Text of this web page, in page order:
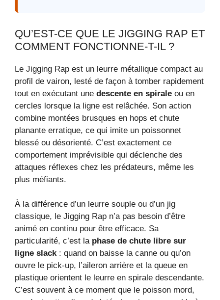
QU’EST-CE QUE LE JIGGING RAP ET
COMMENT FONCTIONNE-T-IL ?
Le Jigging Rap est un leurre métallique compact au
profil de vairon, lesté de façon à tomber rapidement
tout en exécutant une descente en spirale ou en
cercles lorsque la ligne est relâchée. Son action
combine montées brusques en hops et chute
planante erratique, ce qui imite un poissonnet
blessé ou désorienté. C’est exactement ce
comportement imprévisible qui déclenche des
attaques réflexes chez les prédateurs, même les
plus méfiants.
À la différence d’un leurre souple ou d’un jig
classique, le Jigging Rap n’a pas besoin d’être
animé en continu pour être efficace. Sa
particularité, c’est la phase de chute libre sur
ligne slack: quand on baisse la canne ou qu’on
ouvre le pick-up, l’aileron arrière et la queue en
plastique orientent le leurre en spirale descendante.
C’est souvent à ce moment que le poisson mord,